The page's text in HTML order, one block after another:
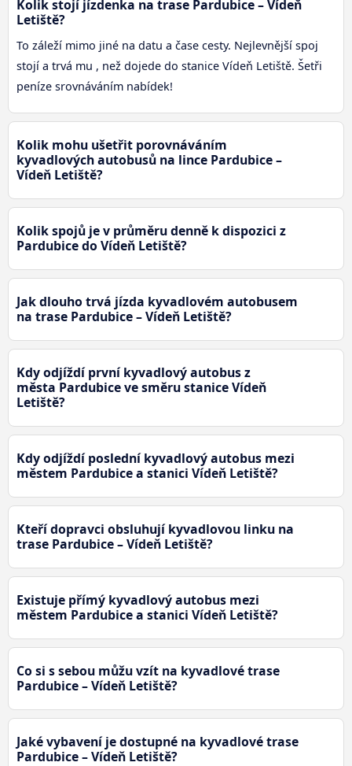
Kolik stojí jízdenka na trase Pardubice – Vídeň
Letiště?
To záleží mimo jiné na datu a čase cesty. Nejlevnější spoj
stojí a trvá mu , než dojede do stanice Vídeň Letiště. Šetři
peníze srovnáváním nabídek!
Kolik mohu ušetřit porovnáváním
kyvadlových autobusů na lince Pardubice –
Vídeň Letiště?
Kolik spojů je v průměru denně k dispozici z
Pardubice do Vídeň Letiště?
Jak dlouho trvá jízda kyvadlovém autobusem
na trase Pardubice – Vídeň Letiště?
Kdy odjíždí první kyvadlový autobus z
města Pardubice ve směru stanice Vídeň
Letiště?
Kdy odjíždí poslední kyvadlový autobus mezi
městem Pardubice a stanici Vídeň Letiště?
Kteří dopravci obsluhují kyvadlovou linku na
trase Pardubice – Vídeň Letiště?
Existuje přímý kyvadlový autobus mezi
městem Pardubice a stanici Vídeň Letiště?
Co si s sebou můžu vzít na kyvadlové trase
Pardubice – Vídeň Letiště?
Jaké vybavení je dostupné na kyvadlové trase
Pardubice – Vídeň Letiště?